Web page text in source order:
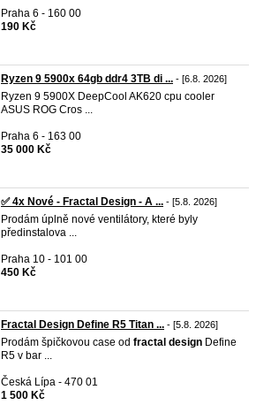
Praha 6 - 160 00
190 Kč
Ryzen 9 5900x 64gb ddr4 3TB di ... - [6.8. 2026]
Ryzen 9 5900X DeepCool AK620 cpu cooler
ASUS ROG Cros ...
Praha 6 - 163 00
35 000 Kč
✅ 4x Nové - Fractal Design - A ... - [5.8. 2026]
Prodám úplně nové ventilátory, které byly
předinstalova ...
Praha 10 - 101 00
450 Kč
Fractal Design Define R5 Titan ... - [5.8. 2026]
Prodám špičkovou case od fractal design Define
R5 v bar ...
Česká Lípa - 470 01
1 500 Kč